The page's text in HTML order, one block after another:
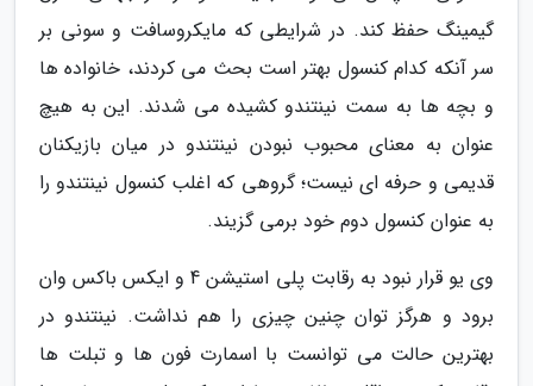
گیمینگ حفظ کند. در شرایطی که مایکروسافت و سونی بر
سر آنکه کدام کنسول بهتر است بحث می کردند، خانواده ها
و بچه ها به سمت نینتندو کشیده می شدند. این به هیچ
عنوان به معنای محبوب نبودن نینتندو در میان بازیکنان
قدیمی و حرفه ای نیست؛ گروهی که اغلب کنسول نینتندو را
به عنوان کنسول دوم خود برمی گزیند.
وی یو قرار نبود به رقابت پلی استیشن 4 و ایکس باکس وان
برود و هرگز توان چنین چیزی را هم نداشت. نینتندو در
بهترین حالت می توانست با اسمارت فون ها و تبلت ها